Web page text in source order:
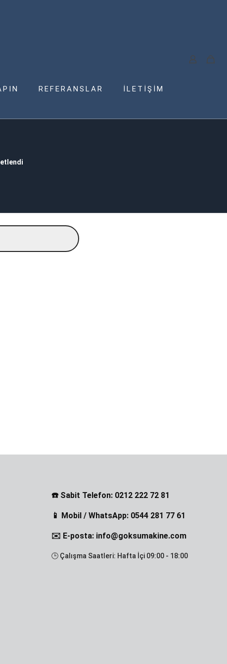
REFERANSLAR İLETİŞİM
☎️ Sabit Telefon: 0212 222 72 81
📱 Mobil / WhatsApp: 0544 281 77 61
✉️ E-posta: info@goksumakine.com
🕒 Çalışma Saatleri: Hafta İçi 09:00 - 18:00